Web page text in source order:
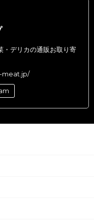
・デリカの通販お取り寄
meat.jp/